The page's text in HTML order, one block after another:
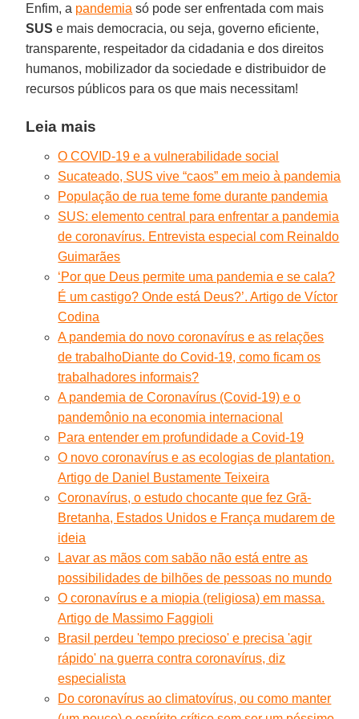
Enfim, a pandemia só pode ser enfrentada com mais
SUS e mais democracia, ou seja, governo eficiente,
transparente, respeitador da cidadania e dos direitos
humanos, mobilizador da sociedade e distribuidor de
recursos públicos para os que mais necessitam!
Leia mais
O COVID-19 e a vulnerabilidade social
Sucateado, SUS vive “caos” em meio à pandemia
População de rua teme fome durante pandemia
SUS: elemento central para enfrentar a pandemia
de coronavírus. Entrevista especial com Reinaldo
Guimarães
‘Por que Deus permite uma pandemia e se cala?
É um castigo? Onde está Deus?’. Artigo de Víctor
Codina
A pandemia do novo coronavírus e as relações
de trabalhoDiante do Covid-19, como ficam os
trabalhadores informais?
A pandemia de Coronavírus (Covid-19) e o
pandemônio na economia internacional
Para entender em profundidade a Covid-19
O novo coronavírus e as ecologias de plantation.
Artigo de Daniel Bustamente Teixeira
Coronavírus, o estudo chocante que fez Grã-
Bretanha, Estados Unidos e França mudarem de
ideia
Lavar as mãos com sabão não está entre as
possibilidades de bilhões de pessoas no mundo
O coronavírus e a miopia (religiosa) em massa.
Artigo de Massimo Faggioli
Brasil perdeu 'tempo precioso' e precisa 'agir
rápido' na guerra contra coronavírus, diz
especialista
Do coronavírus ao climatovírus, ou como manter